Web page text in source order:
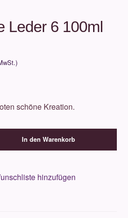
Leder 6 100ml
schöne Kreation.
In den Warenkorb
hinzufügen